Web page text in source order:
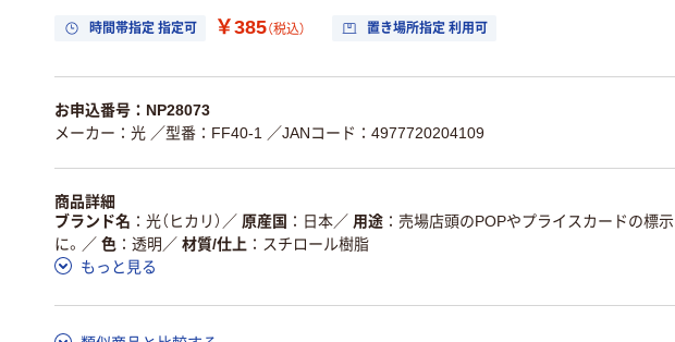
時間帯指定 指定可 ￥385（税込） 置き場所指定 利用可
お申込番号：NP28073
メーカー：光 ／型番：FF40-1 ／JANコード：4977720204109
商品詳細
ブランド名
光（ヒカリ） ／ 原産国 日本／ 用途
売場店頭のPOPやプライスカードの標示
に。 ／ 色 透明 ／ 材質/仕上
スチロール樹脂
もっと見る